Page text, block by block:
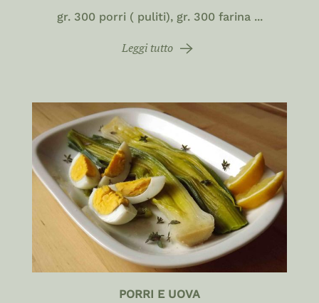
gr. 300 porri ( puliti), gr. 300 farina ...
Leggi tutto
PORRI E UOVA